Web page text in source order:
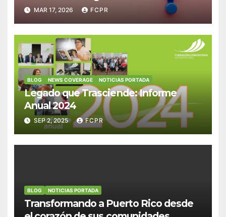
MAR 17, 2026 FCPR
BLOG NEWS COVERAGE NOTICIAS PORTADA
Legado que Trasciende: Informe
Anual 2024
SEP 2, 2025 FCPR
BLOG NOTICIAS PORTADA
Transformando a Puerto Rico desde